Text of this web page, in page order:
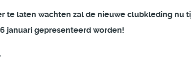
te laten wachten zal de nieuwe clubkleding nu
januari gepresenteerd worden!